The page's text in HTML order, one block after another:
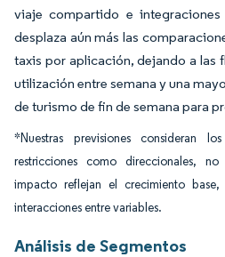
viaje compartido e
desplaza aún más las
taxis por aplicación, dejando a las
utilización entre semana y una
de turismo de fin de semana para
*Nuestras previsiones consideran
restricciones como direccionales,
impacto reflejan el crecimiento
interacciones entre variables.
Análisis de Segmentos